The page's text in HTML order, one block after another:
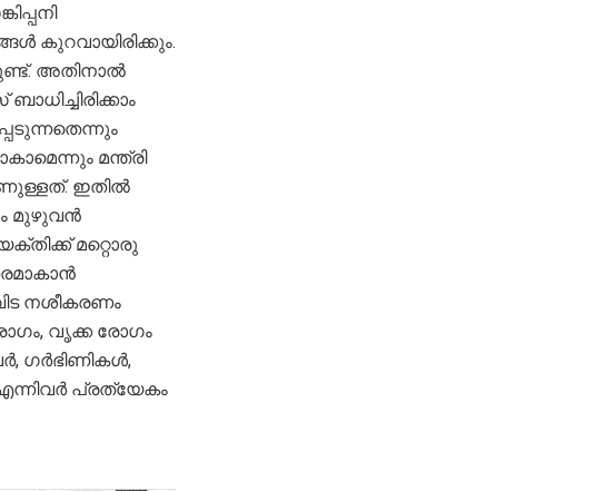
കുറവായിരിക്കും.
അതിനാൽ
മന്ത്രി
ഇതിൽ
മുഴുവൻ
മറ്റൊരു
നശീകരണം
വൃക്ക രോഗം
ഗർഭിണികൾ,
പ്രത്യേകം